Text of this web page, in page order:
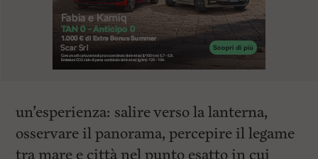
un’esperienza: salire verso la lanterna,
osservare il panorama, percepire il legame